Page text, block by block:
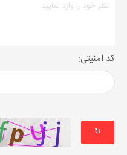
کد امنیتی:
↻